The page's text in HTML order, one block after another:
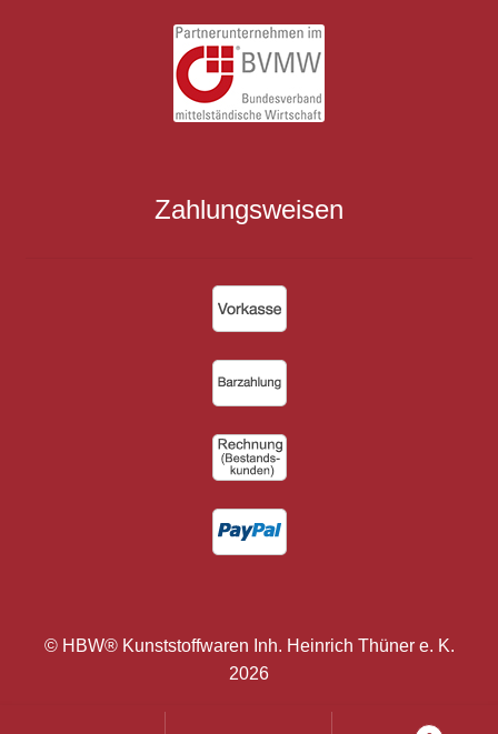
Zahlungsweisen
© HBW® Kunststoffwaren Inh. Heinrich Thüner e. K.
2026